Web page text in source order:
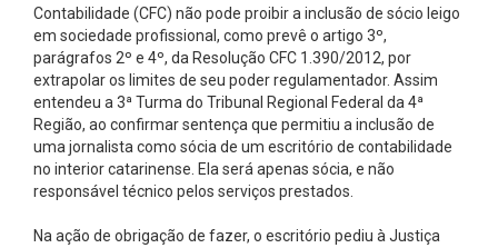
Contabilidade (CFC) não pode proibir a inclusão de sócio leigo
em sociedade profissional, como prevê o artigo 3º,
parágrafos 2º e 4º, da Resolução CFC 1.390/2012, por
extrapolar os limites de seu poder regulamentador. Assim
entendeu a 3ª Turma do Tribunal Regional Federal da 4ª
Região, ao confirmar sentença que permitiu a inclusão de
uma jornalista como sócia de um escritório de contabilidade
no interior catarinense. Ela será apenas sócia, e não
responsável técnico pelos serviços prestados.
Na ação de obrigação de fazer, o escritório pediu à Justiça